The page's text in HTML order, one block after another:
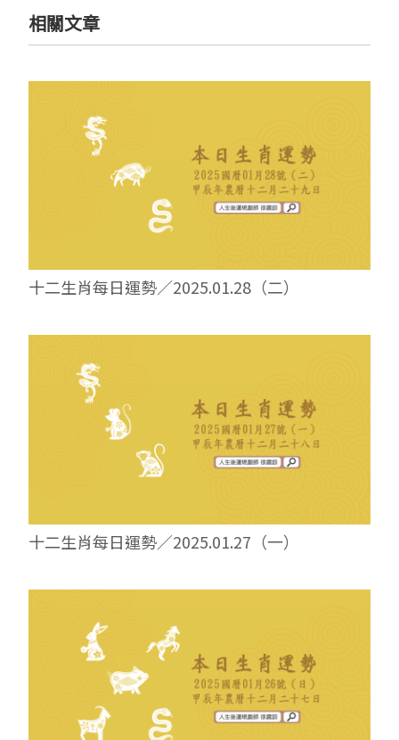
相關文章
十二生肖每日運勢／2025.01.28（二）
十二生肖每日運勢／2025.01.27（一）